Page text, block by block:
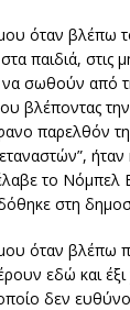
μου όταν
παιδιά, στις
σωθούν από
βλέποντας
παρελθόν
ήταν
το Νόμπελ
στη
μου όταν
εδώ και έξι
δεν